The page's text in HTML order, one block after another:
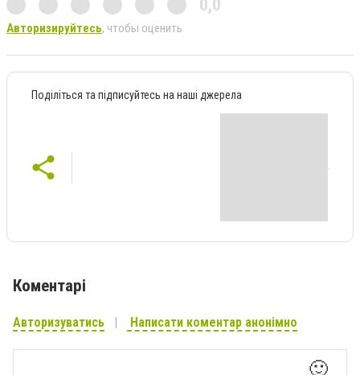
0,0
Авторизируйтесь, чтобы оценить
Поділіться та підписуйтесь на наші джерела
Коментарі
Авторизуватись Написати коментар анонімно
🙂